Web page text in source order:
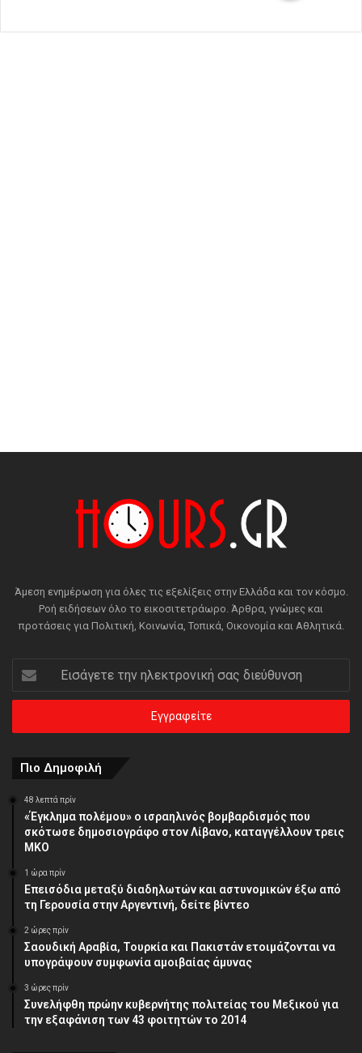
Άμεση ενημέρωση για όλες τις εξελίξεις στην Ελλάδα και τον κόσμο.
Ροή ειδήσεων όλο το εικοσιτετράωρο. Άρθρα, γνώμες και
προτάσεις για Πολιτική, Κοινωνία, Τοπικά, Οικονομία και Αθλητικά.
Εισάγετε
την
ηλεκτρονική
διεύθυνση
Πιο Δημοφιλή
48 λεπτά πρίν
«Έγκλημα πολέμου» ο ισραηλινός βομβαρδισμός που
σκότωσε δημοσιογράφο στον Λίβανο, καταγγέλλουν τρεις
ΜΚΟ
1 ώρα πρίν
Επεισόδια μεταξύ διαδηλωτών και αστυνομικών έξω από
τη Γερουσία στην Αργεντινή, δείτε βίντεο
2 ώρες πρίν
Σαουδική Αραβία, Τουρκία και Πακιστάν ετοιμάζονται να
υπογράψουν συμφωνία αμοιβαίας άμυνας
3 ώρες πρίν
Συνελήφθη πρώην κυβερνήτης πολιτείας του Μεξικού για
την εξαφάνιση των 43 φοιτητών το 2014